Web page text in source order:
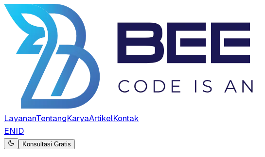
LayananTentangKaryaArtikelKontak
ENID
Konsultasi Gratis